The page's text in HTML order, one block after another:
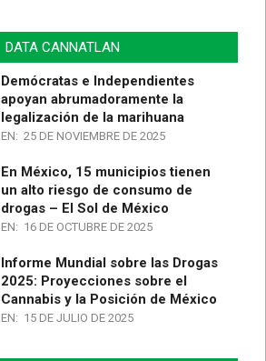
DATA CANNATLAN
Demócratas e Independientes
apoyan abrumadoramente la
legalización de la marihuana
EN: 25 DE NOVIEMBRE DE 2025
En México, 15 municipios tienen
un alto riesgo de consumo de
drogas – El Sol de México
EN: 16 DE OCTUBRE DE 2025
Informe Mundial sobre las Drogas
2025: Proyecciones sobre el
Cannabis y la Posición de México
EN: 15 DE JULIO DE 2025